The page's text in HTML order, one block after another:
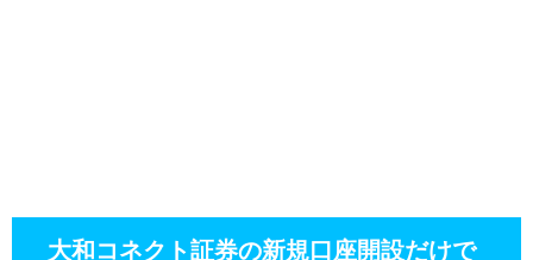
大和コネクト証券の新規口座開設だけで